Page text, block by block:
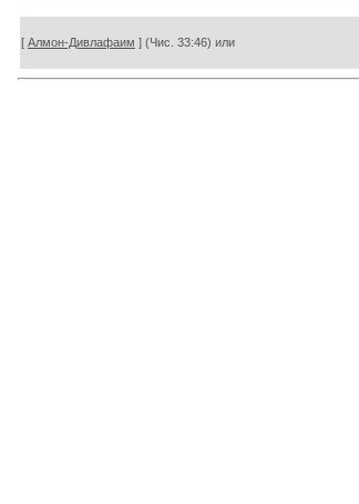
[ Алмон-Дивлафаим ] (Чис. 33:46) или